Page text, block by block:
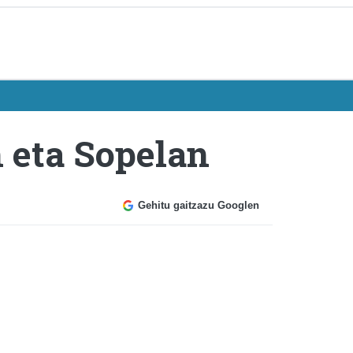
Sopelan
Gehitu gaitzazu Googlen